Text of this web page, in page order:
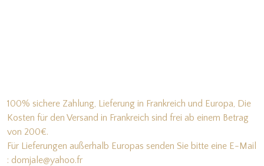
100% sichere Zahlung, Lieferung in Frankreich und Europa, Die
Kosten für den Versand in Frankreich sind frei ab einem Betrag
von 200€.
Für Lieferungen außerhalb Europas senden Sie bitte eine E-Mail
: domjale@yahoo.fr